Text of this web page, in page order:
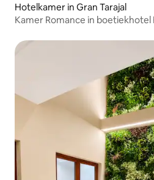
Hotelkamer in Gran Tarajal
Kamer Romance in boetiekhotel